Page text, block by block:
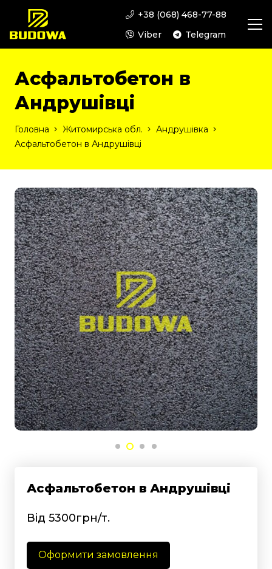
+38 (068) 468-77-88
Viber
Telegram
Асфальтобетон в
Андрушівці
Головна Житомирська обл.
Андрушівка
Асфальтобетон в Андрушівці
Асфальтобетон в Андрушівці
Від 5300грн/т.
Оформити замовлення